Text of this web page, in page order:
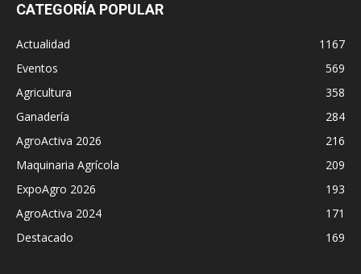
CATEGORÍA POPULAR
Actualidad
1167
Eventos
569
Agricultura
358
Ganadería
284
AgroActiva 2026
216
Maquinaria Agrícola
209
ExpoAgro 2026
193
AgroActiva 2024
171
Destacado
169